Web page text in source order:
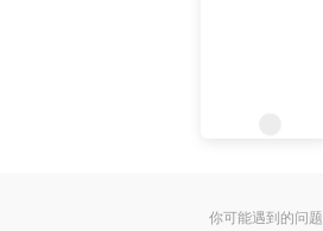
你可能遇到的问题